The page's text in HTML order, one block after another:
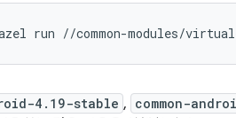
run //common-modules/
4.19-stable , common-